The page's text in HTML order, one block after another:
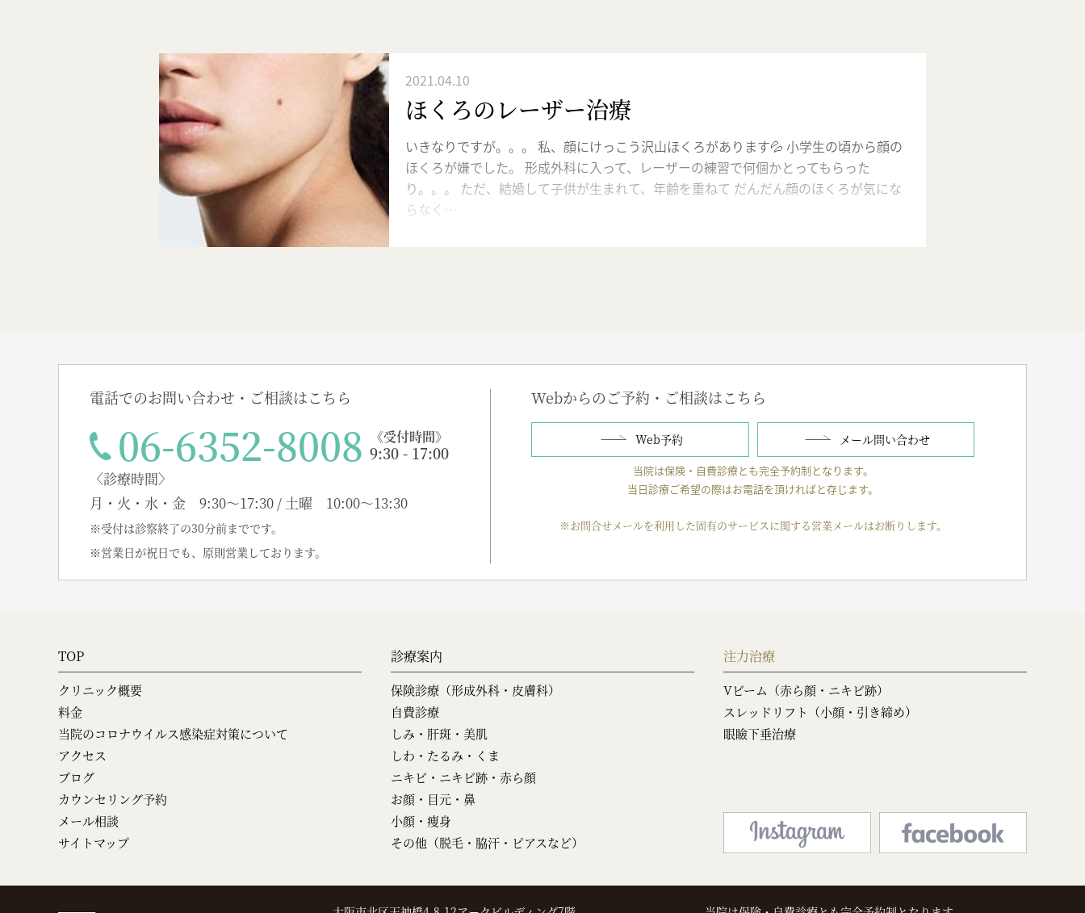
2021.04.10
ほくろのレーザー治療
いきなりですが。。。 私、顔にけっこう沢山ほくろがあります💦 小学生の頃から顔の
ほくろが嫌でした。 形成外科に入って、レーザーの練習で何個かとってもらった
り。。。 ただ、結婚して子供が生まれて、年齢を重ねて だんだん顔のほくろが気にな
らなく…
電話でのお問い合わせ・ご相談はこちら
06-6352-8008 《受付時間》
9:30 - 17:00
〈診療時間〉
月・火・水・金 9:30～17:30 / 土曜 10:00～13:30
※受付は診察終了の30分前までです。
※営業日が祝日でも、原則営業しております。
Webからのご予約・ご相談はこちら
Web予約 メール問い合わせ
当院は保険・自費診療とも完全予約制となります。
当日診療ご希望の際はお電話を頂ければと存じます。
※お問合せメールを利用した固有のサービスに関する営業メールはお断りします。
TOP
クリニック概要
料金
当院のコロナウイルス感染症対策について
アクセス
ブログ
カウンセリング予約
メール相談
サイトマップ
診療案内
保険診療（形成外科・皮膚科）
自費診療
しみ・肝斑・美肌
しわ・たるみ・くま
ニキビ・ニキビ跡・赤ら顔
お顔・目元・鼻
小顔・痩身
その他（脱毛・脇汗・ピアスなど）
注力治療
Vビーム（赤ら顔・ニキビ跡）
スレッドリフト（小顔・引き締め）
眼瞼下垂治療